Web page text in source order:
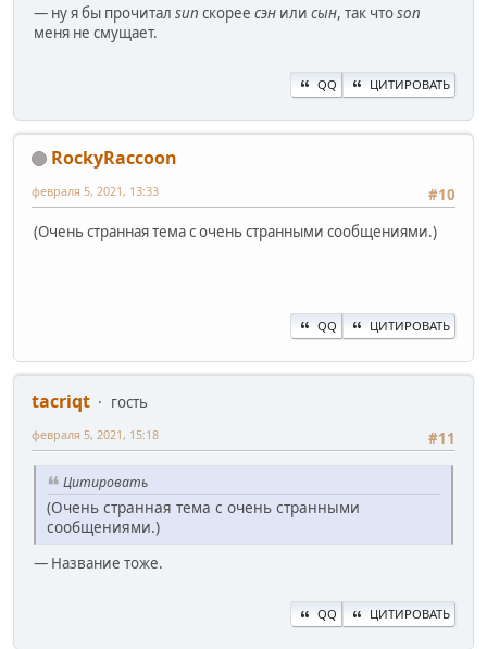
— ну я бы прочитал sun скорее сэн или сын, так чтоson
меня не смущает.
QQ ЦИТИРОВАТЬ
RockyRaccoon
#10
февраля 5, 2021, 13:33
(Очень странная тема с очень странными сообщениями.)
QQ ЦИТИРОВАТЬ
ta‍criqt
гость
#11
февраля 5, 2021, 15:18
Цитировать
(Очень странная тема с очень странными
сообщениями.)
— Название тоже.
QQ ЦИТИРОВАТЬ